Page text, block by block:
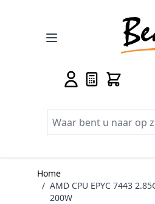
Home
/ AMD CPU EPYC 7443
200W